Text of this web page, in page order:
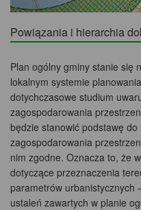
Powiązania i hierarchia
Plan ogólny gminy stanie się
lokalnym systemie
dotychczasowe studium
zagospodarowania
będzie stanowić podstawę
zagospodarowania
nim zgodne. Oznacza to, że
dotyczące przeznaczenia
parametrów urbanistycznych
ustaleń zawartych w planie